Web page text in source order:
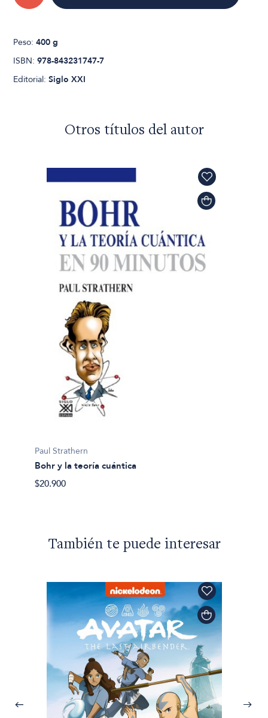
Peso:400 g
ISBN:978-843231747-7
Editorial:Siglo XXI
Otros títulos del autor
Paul Strathern
Bohr y la teoría cuántica
$20.900
También te puede interesar